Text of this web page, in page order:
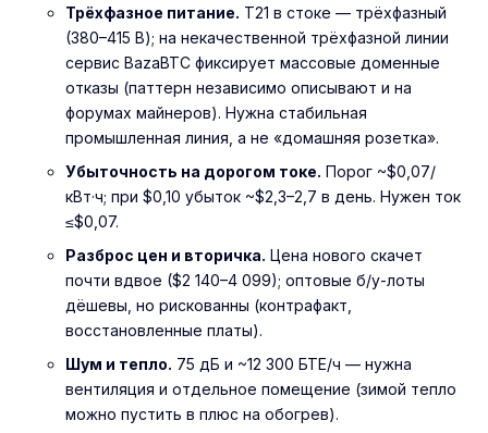
Трёхфазное питание. T21 в стоке — трёхфазный
(380–415 В); на некачественной трёхфазной линии
сервис BazaBTC фиксирует массовые доменные
отказы (паттерн независимо описывают и на
форумах майнеров). Нужна стабильная
промышленная линия, а не «домашняя розетка».
Убыточность на дорогом токе. Порог ~$0,07/
кВт·ч; при $0,10 убыток ~$2,3–2,7 в день. Нужен ток
≤$0,07.
Разброс цен и вторичка. Цена нового скачет
почти вдвое ($2 140–4 099); оптовые б/у-лоты
дёшевы, но рискованны (контрафакт,
восстановленные платы).
Шум и тепло. 75 дБ и ~12 300 БТЕ/ч — нужна
вентиляция и отдельное помещение (зимой тепло
можно пустить в плюс на обогрев).